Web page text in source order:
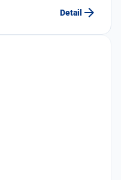
Detail arrow_forward